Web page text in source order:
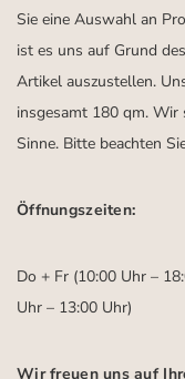
Sie eine Auswahl an
ist es uns auf Grund
Artikel auszustellen.
insgesamt 180 qm. Wir
Sinne. Bitte beachten
Öffnungszeiten:
Do + Fr (10:00 Uhr –
Uhr – 13:00 Uhr)
Wir freuen uns auf